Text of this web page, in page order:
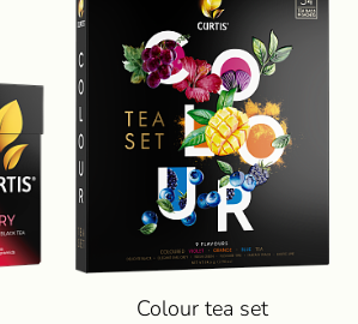
САТЫП АЛУ ОНЛАЙН⁠ -
Colour tea set
Дербес деректердіөңдеуге келісім
КЕРІ БАЙЛАНЫС